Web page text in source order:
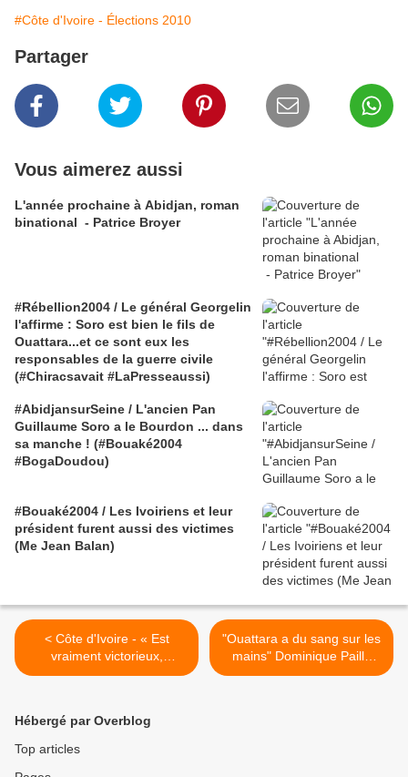
#Côte d'Ivoire - Élections 2010
Partager
Vous aimerez aussi
L'année prochaine à Abidjan, roman
binational - Patrice Broyer
#Rébellion2004 / Le général Georgelin
l'affirme : Soro est bien le fils de
Ouattara...et ce sont eux les
responsables de la guerre civile
(#Chiracsavait #LaPresseaussi)
#AbidjansurSeine / L'ancien Pan
Guillaume Soro a le Bourdon ... dans
sa manche ! (#Bouaké2004
#BogaDoudou)
#Bouaké2004 / Les Ivoiriens et leur
président furent aussi des victimes
(Me Jean Balan)
< Côte d'Ivoire - « Est
vraiment victorieux,
l’homme resté seul, qui
"Ouattara a du sang sur les
mains" Dominique Paillé
bfm 11 04 2011 (+ Labertit,
Hébergé par Overblog
Top articles